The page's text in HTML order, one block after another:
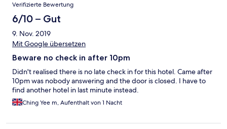
Verifizierte Bewertung
6/10 – Gut
9. Nov. 2019
Mit Google übersetzen
Beware no check in after 10pm
Didn't realised there is no late check in for this hotel. Came after
10pm was nobody answering and the door is closed. I have to
find another hotel in last minute instead.
Ching Yee m, Aufenthalt von 1 Nacht